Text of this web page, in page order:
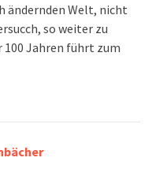
ändernden Welt, nicht
so weiter zu
100 Jahren führt zum